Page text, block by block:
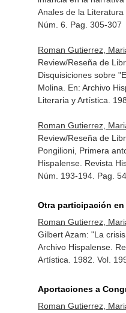
Anales de la
Núm. 6. Pag. 305-307
Roman Gutierrez,
Review/Reseña de
Disquisiciones sobre
Molina. En: Archivo
Literaria y Artística .
Roman Gutierrez,
Review/Reseña de
Pongilioni, Primera
Hispalense. Revista
Núm. 193-194. Pag.
Otra participación
Roman Gutierrez,
Gilbert Azam: "La
Archivo Hispalense.
Artística . 1982. Vol.
Aportaciones a
Roman Gutierrez,